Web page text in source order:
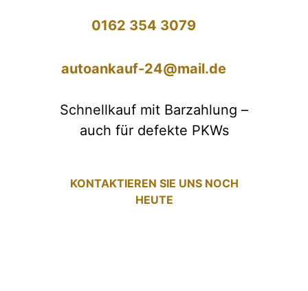
0162 354 3079
autoankauf-24@mail.de
Schnellkauf mit Barzahlung –
auch für defekte PKWs
KONTAKTIEREN SIE UNS NOCH
HEUTE